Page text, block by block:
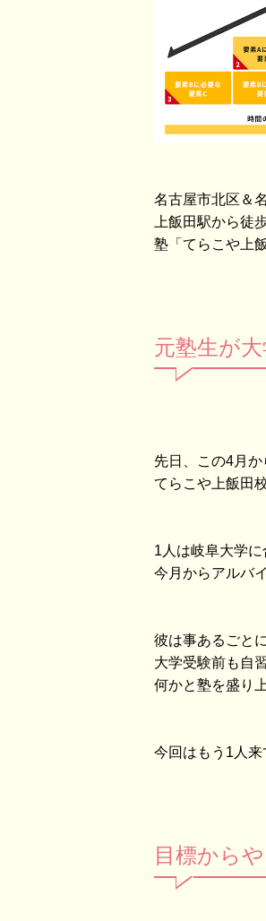
名古屋市北区＆
上飯田駅から徒
塾「てらこや上
元塾生が
先日、この4月か
てらこや上飯田
1人は岐阜大学に
今月からアルバ
彼は事あるごと
大学受験前も自
何かと塾を盛り
今回はもう1人来
目標から